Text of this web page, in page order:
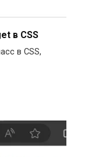
в CSS
в CSS,